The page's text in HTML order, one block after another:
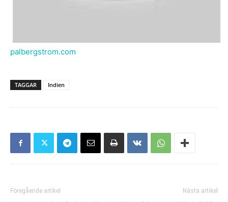
palbergstrom.com
TAGGAR Indien
Föregående artikel Nästa artikel